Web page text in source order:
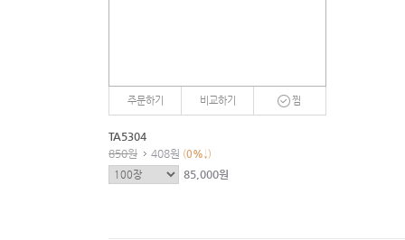
주문하기 비교하기 찜
TA5304
850원
408원 (0%↓)
85,000원